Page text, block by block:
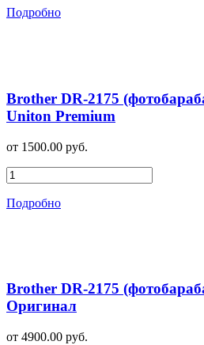
Подробно
Brother DR-2175
Uniton Premium
от 1500.00 руб.
Подробно
Brother DR-2175
Оригинал
от 4900.00 руб.